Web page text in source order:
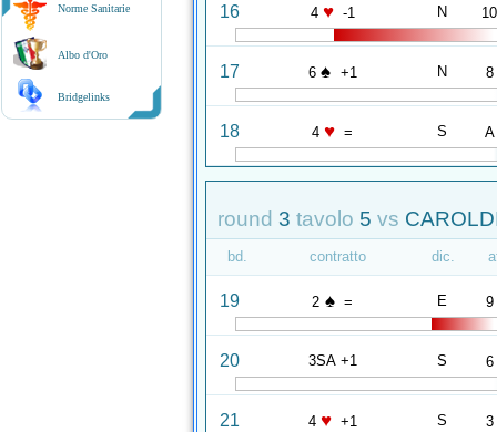
Norme Sanitarie
Albo d'Oro
Bridgelinks
16 4 ♥ -1 N 10
17 6 ♠ +1 N 8
18 4 ♥ = S A
round 3 tavolo 5 vs
bd. contratto dic.
19 2 ♠ = E 9
20 3SA +1 S 6
21 4 ♥ +1 S 3